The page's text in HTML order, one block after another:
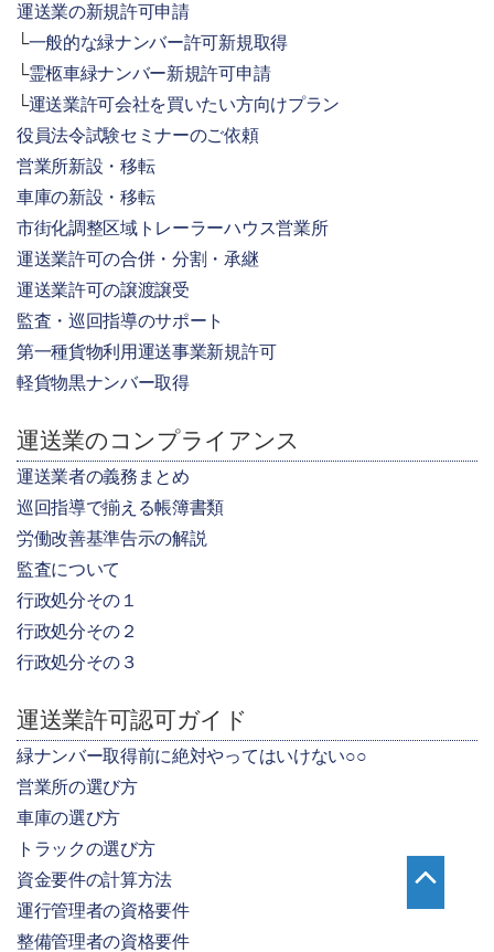
運送業の新規許可申請
一般的な緑ナンバー許可新規取得
霊柩車緑ナンバー新規許可申請
運送業許可会社を買いたい方向けプラン
役員法令試験セミナーのご依頼
営業所新設・移転
車庫の新設・移転
市街化調整区域トレーラーハウス営業所
運送業許可の合併・分割・承継
運送業許可の譲渡譲受
監査・巡回指導のサポート
第一種貨物利用運送事業新規許可
軽貨物黒ナンバー取得
運送業のコンプライアンス
運送業者の義務まとめ
巡回指導で揃える帳簿書類
労働改善基準告示の解説
監査について
行政処分その１
行政処分その２
行政処分その３
運送業許可認可ガイド
緑ナンバー取得前に絶対やってはいけない○○
営業所の選び方
車庫の選び方
トラックの選び方
資金要件の計算方法
運行管理者の資格要件
整備管理者の資格要件